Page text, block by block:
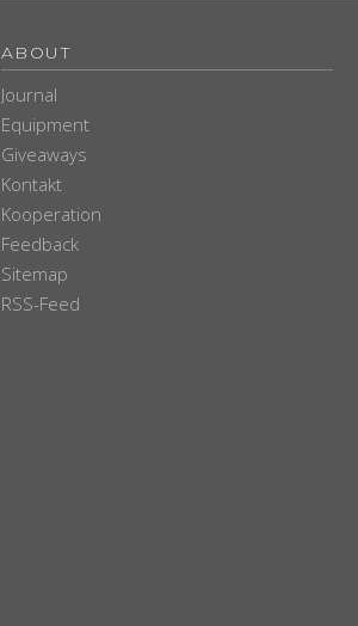
ABOUT
Journal
Equipment
Giveaways
Kontakt
Kooperation
Feedback
Sitemap
RSS-Feed